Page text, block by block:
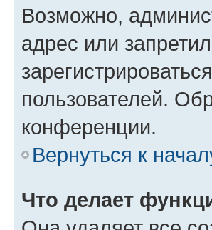
Возможно,
адрес или
пользователей.
конференции.
Вернуться к
Что делает